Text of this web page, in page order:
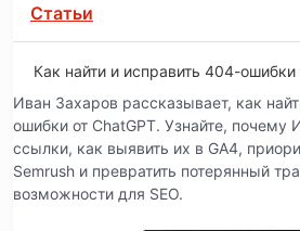
Статьи
Как найти и исправить 404-ошибки
Иван Захаров рассказывает, как
ошибки от ChatGPT. Узнайте,
ссылки, как выявить их в GA4,
Semrush и превратить потерянный
возможности для SEO.